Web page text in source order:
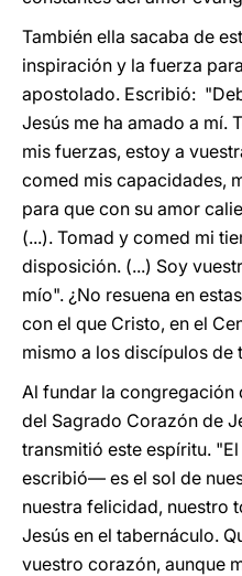
También ella sacaba de
inspiración y la fuerza
apostolado. Escribió:
Jesús me ha amado a mí.
mis fuerzas, estoy a
comed mis capacidades,
para que con su amor
(...). Tomad y comed mi
disposición. (...) Soy
mío". ¿No resuena en
con el que Cristo, en el
mismo a los discípulos de
Al fundar la congregación
del Sagrado Corazón de
transmitió este espíritu.
escribió— es el sol de
nuestra felicidad, nuestro
Jesús en el tabernáculo.
vuestro corazón, aunque